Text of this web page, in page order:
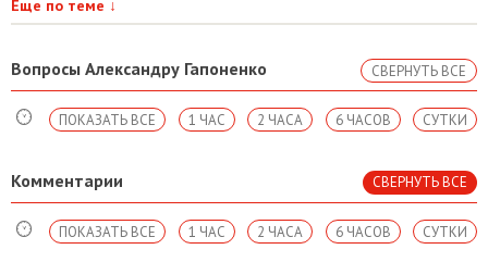
Еще по теме ↓
Вопросы Александру Гапоненко СВЕРНУТЬ ВСЕ
СУТКИ
6 ЧАСОВ
2 ЧАСА
1 ЧАС
ПОКАЗАТЬ ВСЕ
Комментарии СВЕРНУТЬ ВСЕ
СУТКИ
6 ЧАСОВ
2 ЧАСА
1 ЧАС
ПОКАЗАТЬ ВСЕ